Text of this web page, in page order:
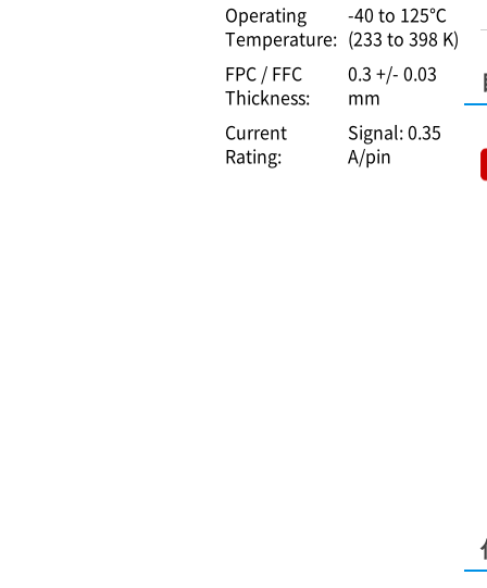
Operating
Temperature:
-40 to 125℃
(233 to 398 K)
FPC / FFC
Thickness:
0.3 +/- 0.03
mm
Current
Rating:
Signal: 0.35
A/pin